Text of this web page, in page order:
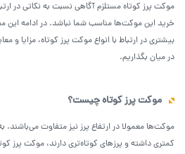
موکت پرز کوتاه مستلزم آگاهی نسبت به نکاتی در
خرید این موکت‌ها مناسب شما نباشد. در ادامه این
بیشتری در ارتباط با انواع موکت پرز کوتاه، مزایا
در میان بگذاریم.
موکت پرز کوتاه چیست؟
موکت‌ها معمولا در ارتفاع پرز نیز متفاوت
کمتری داشته و پرزهای کوتاه‌تری دارند، موکت پرز